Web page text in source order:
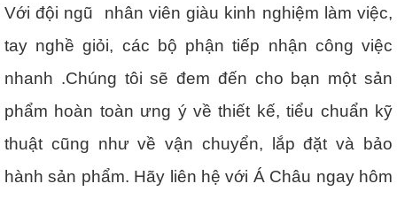
Với đội ngũ nhân viên giàu kinh nghiệm làm việc,
tay nghề giỏi, các bộ phận tiếp nhận công việc
nhanh .Chúng tôi sẽ đem đến cho bạn một sản
phẩm hoàn toàn ưng ý về thiết kế, tiểu chuẩn kỹ
thuật cũng như về vận chuyển, lắp đặt và bảo
hành sản phẩm. Hãy liên hệ với Á Châu ngay hôm